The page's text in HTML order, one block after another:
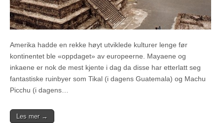
Amerika hadde en rekke høyt utviklede kulturer lenge før
kontinentet ble «oppdaget» av europeerne. Mayaene og
inkaene er nok de mest kjente i dag da disse har etterlatt seg
fantastiske ruinbyer som Tikal (i dagens Guatemala) og Machu
Picchu (i dagens…
Les mer →